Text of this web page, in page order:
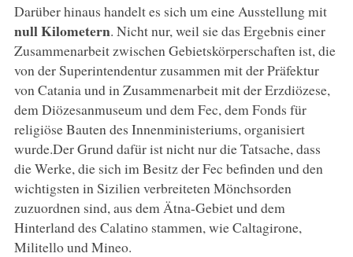
Darüber hinaus handelt es sich um eine Ausstellung mit
null Kilometern. Nicht nur, weil sie das Ergebnis einer
Zusammenarbeit zwischen Gebietskörperschaften ist, die
von der Superintendentur zusammen mit der Präfektur
von Catania und in Zusammenarbeit mit der Erzdiözese,
dem Diözesanmuseum und dem Fec, dem Fonds für
religiöse Bauten des Innenministeriums, organisiert
wurde.Der Grund dafür ist nicht nur die Tatsache, dass
die Werke, die sich im Besitz der Fec befinden und den
wichtigsten in Sizilien verbreiteten Mönchsorden
zuzuordnen sind, aus dem Ätna-Gebiet und dem
Hinterland des Calatino stammen, wie Caltagirone,
Militello und Mineo.